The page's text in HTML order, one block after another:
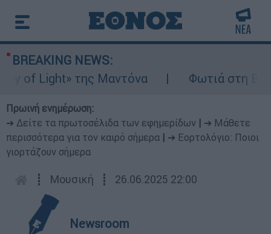
BREAKING NEWS:
of Light» της Μαντόνα
Φωτιά στη
Πρωινή ενημέρωση:
➔ Δείτε τα πρωτοσέλιδα των εφημερίδων
➔ Μάθετε
περισσότερα για τον καιρό σήμερα
➔ Εορτολόγιο: Ποιοι
γιορτάζουν σήμερα
┋ Μουσική ┋ 26.06.2025 22:00
Newsroom